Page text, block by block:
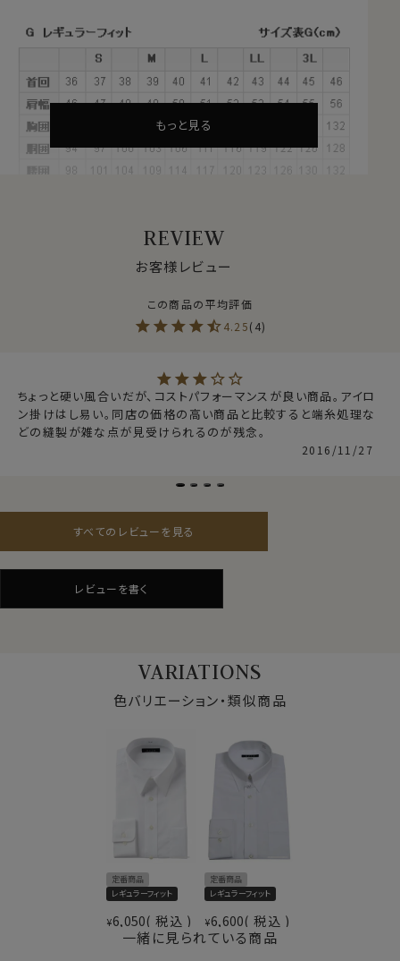
ラーシャツが基本中の基本。
プレミアムコットン.に形態安定加工を施した80番手双
糸の白ブロード生地を使用しました。
●プレミアムコットン＝超長綿とは？
綿は一般的に繊維が長いほうが上質となります。
級綿プレミアムコットンです。
・しなやかで柔らかな風合い
・優れた耐久性・吸湿性
といった特徴があります。
このシャツにはプレミアムコットン.を使用したワイシャツ
生地の定番的存在＝白ブロード生地をozie別注にて生
●形態安定加工
今回使用しているプレミアムコットン.使用の白ブロード
生地には形態安定加工を施しました。
素材感・風合い・見栄えの良いことが特徴である綿
100％ですが、天然素材であるが故にしわができやすい
安定加工を施すことにより、ポリエステル混の形態安定シ
ャツに近い防しわ性があります。
しかし特殊な形態安定加工を施すと、生地にややハリが
そこでこの生地には綿特有のソフト感や素材感をいかし
た上で防しわ機能を高めるべく、液体アンモニア処理を
したうえで形態安定加工を施しました。
ほぼどんなシーンでも使えるオールマイティーな衿型。ビ
ジネス・フォーマルで使い勝手の良い、タイドアップに最
仕様表
綿100％（80番双糸）
形態安定
サイドタック
あり
長袖
ラウンドカット
アジャストボタン
コンバーチブルカフス
前2.7cm 後4.0cm
レギュラーフィット
中国
▼【定番商品】欠品サイズは再入荷の予定があります
もっと見る
REVIEW
お客様レビュー
4.25 4
2016/11/27
ちょっと硬い風合いだが、コストパフォーマンスが良い商品。アイロ
ン掛けはし易い。同店の価格の高い商品と比較すると端糸処理な
どの縫製が雑な点が見受けられるのが残念。
すべてのレビューを見る
レビューを書く
VARIATIONS
色バリエーション・類似商品
定番商品
レギュラーフィット
¥6,050 税込
定番商品
レギュラーフィット
¥6,600 税込
一緒に見られている商品